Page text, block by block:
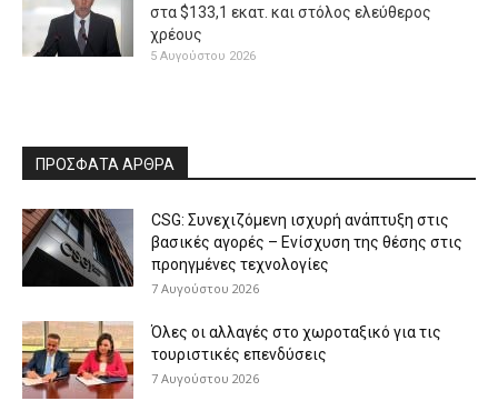
στα $133,1 εκατ. και στόλος ελεύθερος
χρέους
5 Αυγούστου 2026
ΠΡΟΣΦΑΤΑ ΑΡΘΡΑ
CSG: Συνεχιζόμενη ισχυρή ανάπτυξη στις
βασικές αγορές – Ενίσχυση της θέσης στις
προηγμένες τεχνολογίες
7 Αυγούστου 2026
Όλες οι αλλαγές στο χωροταξικό για τις
τουριστικές επενδύσεις
7 Αυγούστου 2026